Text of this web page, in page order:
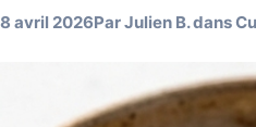
8 avril 2026ParJulien B.dans